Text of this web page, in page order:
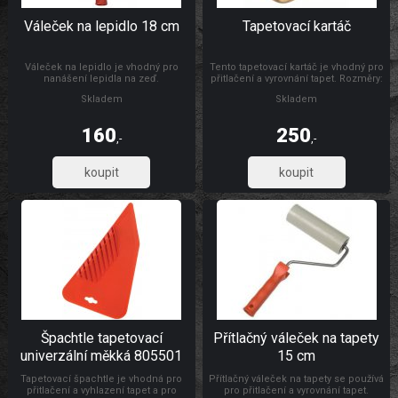
Váleček na lepidlo 18 cm
Váleček na lepidlo je vhodný pro
nanášení lepidla na zeď.
Skladem
160,-
132,23
Tapetovací kartáč
Tento tapetovací kartáč je vhodný pro
přitlačení a vyrovnání tapet. Rozměry:
Skladem
250,-
206,61
Špachtle tapetovací
univerzální měkká 805501
Tapetovací špachtle je vhodná pro
přitlačení a vyhlazení tapet a pro
Přítlačný váleček na tapety
15 cm
Přítlačný váleček na tapety se používá
pro přitlačení a vyrovnání tapet.